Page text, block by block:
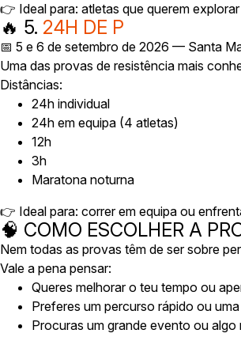
👉 Ideal para: atletas que querem
🔥 5. 24H DE P
📅 5 e 6 de setembro de 2026 — Santa
Uma das provas de resistência mais
Distâncias:
24h individual
24h em equipa (4 atletas)
12h
3h
Maratona noturna
👉 Ideal para: correr em equipa ou
🧠 COMO ESCOLHER A
Nem todas as provas têm de ser sobre
Vale a pena pensar:
Queres melhorar o teu tempo ou
Preferes um percurso rápido ou
Procuras um grande evento ou algo